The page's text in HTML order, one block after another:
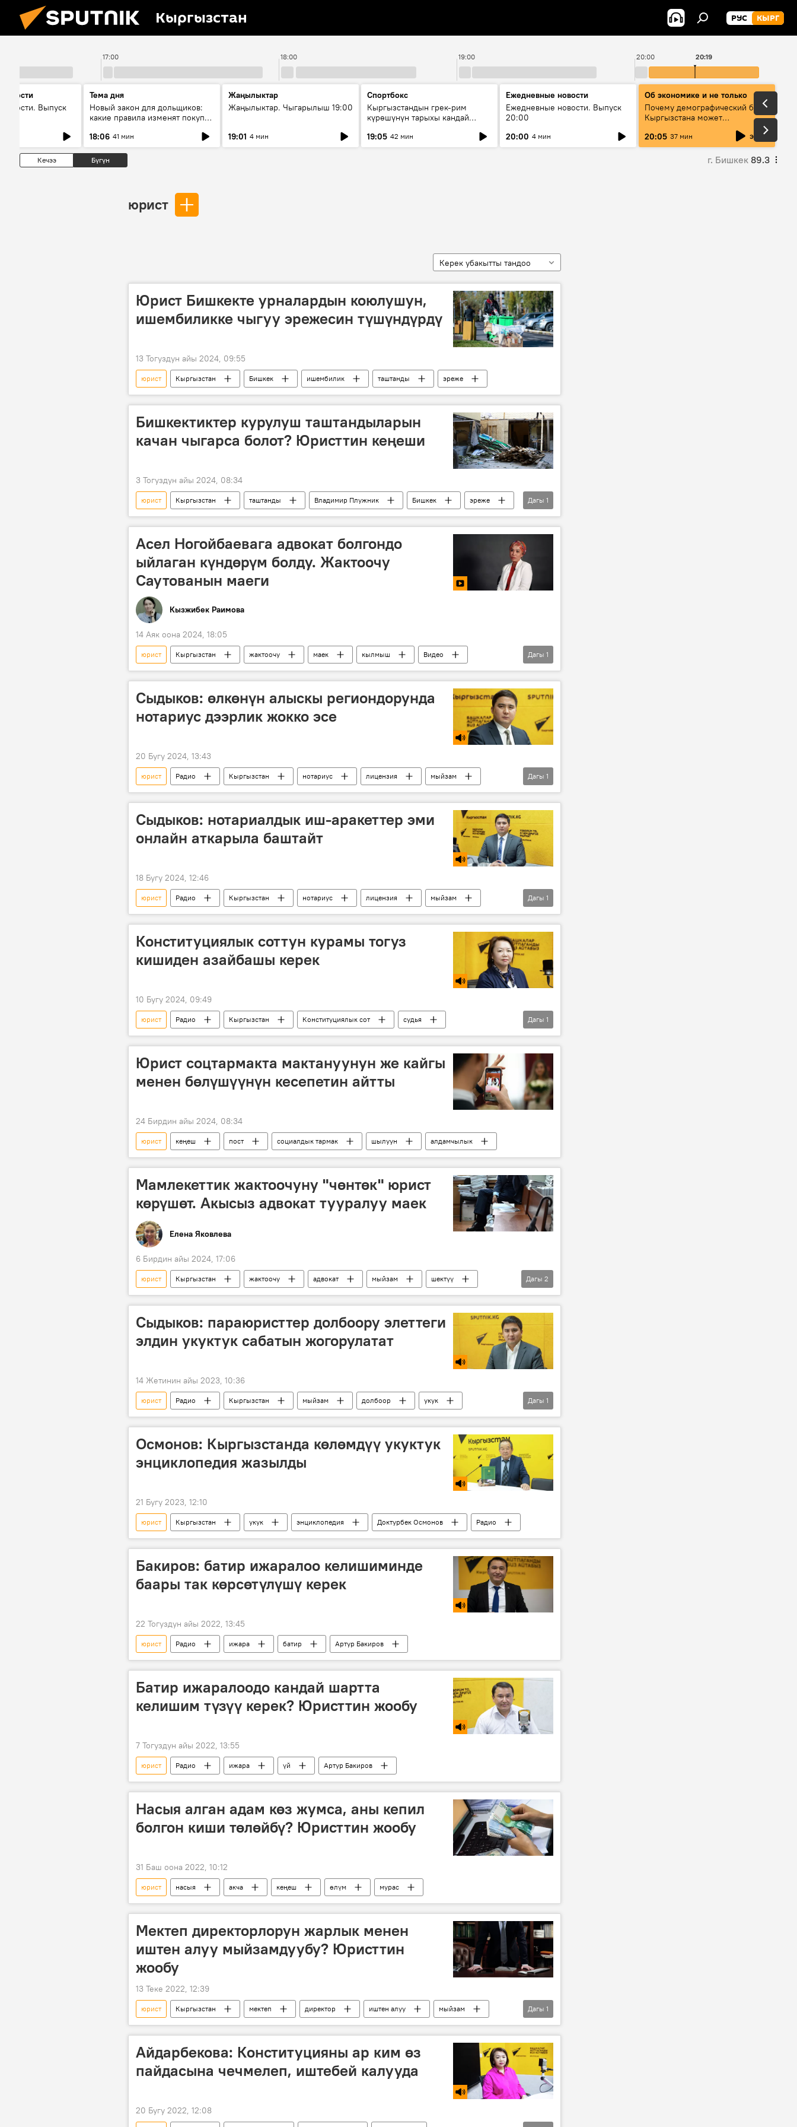
Кыргызстан РУС КЫРГ
17:00 18:00 19:00 20:00 20:19
Выпуск
Тема дня
Новый закон для дольщиков:
какие правила изменят покупку
18:06 41 мин
Жаңылыктар
Жаңылыктар. Чыгарылыш 19:00
19:01 4 мин
Спортбокс
Кыргызстандын грек-рим
күрөшүнүн тарыхы кандай
19:05 42 мин
Ежедневные новости
Ежедневные новости. Выпуск
20:00
20:00 4 мин
Об экономике и не только
Почему демографический бум
Кыргызстана может
превратиться в проблему и как
этого избежать
20:05 37 мин эфир
Кечээ Бүгүн г. Бишкек 89.3
юрист
Керек убакытты тандоо
Юрист Бишкекте урналардын коюлушун,
ишембиликке чыгуу эрежесин түшүндүрдү
13 Тогуздун айы 2024, 09:55
юрист Кыргызстан Бишкек ишембилик таштанды эреже
Бишкектиктер курулуш таштандыларын
качан чыгарса болот? Юристтин кеңеши
3 Тогуздун айы 2024, 08:34
юрист Кыргызстан таштанды Владимир Плужник Бишкек
эреже
мыйзам
Дагы 1
Асел Ногойбаевага адвокат болгондо
ыйлаган күндөрүм болду. Жактоочу
Саутованын маеги
Кызжибек Раимова
14 Аяк оона 2024, 18:05
юрист Кыргызстан жактоочу маек кылмыш
Видео
Асель Ногойбаева
Дагы 1
Сыдыков: өлкөнүн алыскы региондорунда
нотариус дээрлик жокко эсе
20 Бугу 2024, 13:43
юрист Радио Кыргызстан нотариус лицензия
мыйзам
Орозбек Сыдыков
Дагы 1
Сыдыков: нотариалдык иш-аракеттер эми
онлайн аткарыла баштайт
18 Бугу 2024, 12:46
юрист Радио Кыргызстан нотариус лицензия
мыйзам
Орозбек Сыдыков
Дагы 1
Конституциялык соттун курамы тогуз
кишиден азайбашы керек
10 Бугу 2024, 09:49
юрист Радио Кыргызстан Конституциялык сот
судья
Чынара Айдарбекова
Дагы 1
Юрист соцтармакта мактануунун же кайгы
менен бөлүшүүнүн кесепетин айтты
24 Бирдин айы 2024, 08:34
юрист кеңеш пост социалдык тармак шылуун алдамчылык
Мамлекеттик жактоочуну "чөнтөк" юрист
көрүшөт. Акысыз адвокат тууралуу маек
Елена Яковлева
6 Бирдин айы 2024, 17:06
юрист Кыргызстан жактоочу адвокат мыйзам
шектүү
жабырлануучу
консультация
Дагы 2
Сыдыков: параюристтер долбоору элеттеги
элдин укуктук сабатын жогорулатат
14 Жетинин айы 2023, 10:36
юрист Радио Кыргызстан мыйзам долбоор
укук
Орозбек Сыдыков
Дагы 1
Осмонов: Кыргызстанда көлөмдүү укуктук
энциклопедия жазылды
21 Бугу 2023, 12:10
юрист Кыргызстан укук энциклопедия Доктурбек Осмонов Радио
Бакиров: батир ижаралоо келишиминде
баары так көрсөтүлүшү керек
22 Тогуздун айы 2022, 13:45
юрист Радио ижара батир Артур Бакиров
Батир ижаралоодо кандай шартта
келишим түзүү керек? Юристтин жообу
7 Тогуздун айы 2022, 13:55
юрист Радио ижара үй Артур Бакиров
Насыя алган адам көз жумса, аны кепил
болгон киши төлөйбү? Юристтин жообу
31 Баш оона 2022, 10:12
юрист насыя акча кеңеш өлүм мурас
Мектеп директорлорун жарлык менен
иштен алуу мыйзамдуубу? Юристтин
жообу
13 Теке 2022, 12:39
юрист Кыргызстан мектеп директор иштен алуу
мыйзам
жарлык
Дагы 1
Айдарбекова: Конституцияны ар ким өз
пайдасына чечмелеп, иштебей калууда
20 Бугу 2022, 12:08